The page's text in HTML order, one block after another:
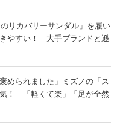
のリカバリーサンダル」を履い
やすい！ 大手ブランドと遜
められました」ミズノの「ス
！ 「軽くて楽」「足が全然